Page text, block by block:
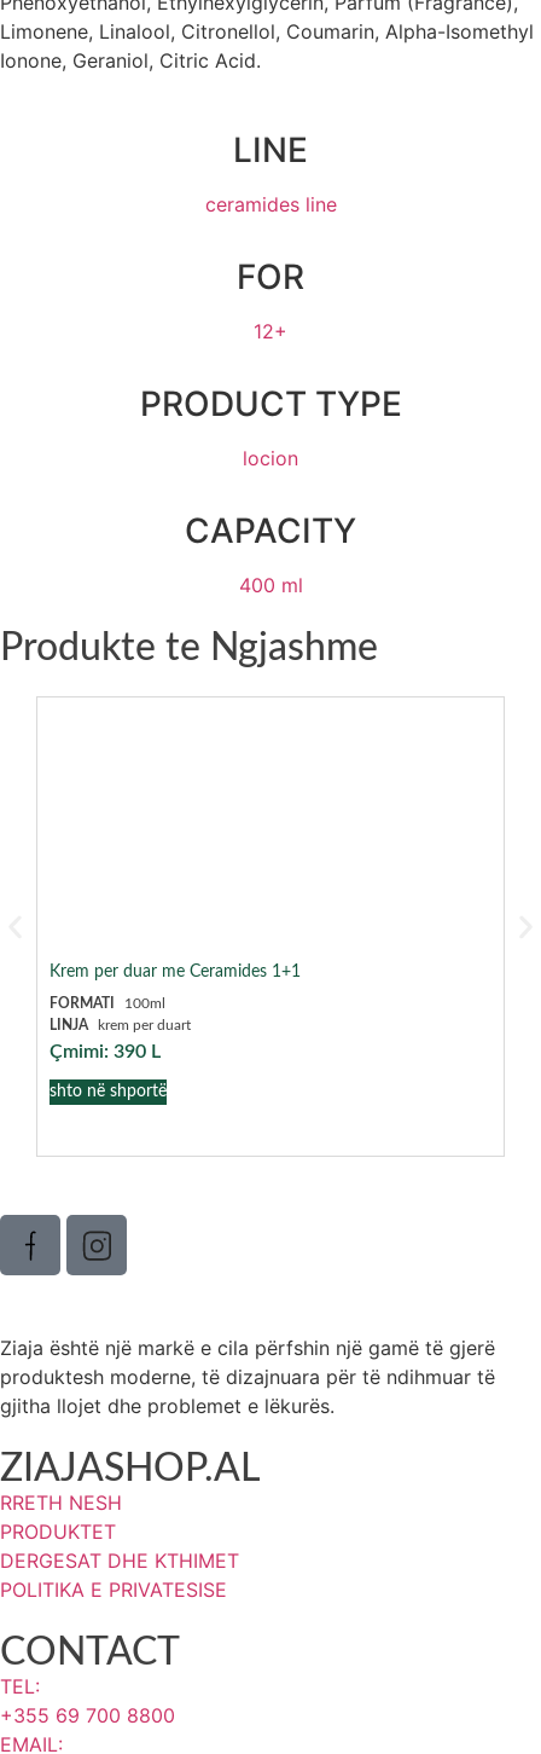
Limonene, Linalool, Citronellol, Coumarin, Alpha-Isomethyl
Ionone, Geraniol, Citric Acid.
LINE
ceramides line
FOR
12+
PRODUCT TYPE
locion
CAPACITY
400 ml
Produkte te Ngjashme
Krem per duar me Ceramides 1+1
FORMATI
100ml
LINJA
krem per duart
Çmimi: 390 L
shto në shportë
Ziaja është një markë e cila përfshin një gamë të gjerë
produktesh moderne, të dizajnuara për të ndihmuar të
gjitha llojet dhe problemet e lëkurës.
ZIAJASHOP.AL
RRETH NESH
PRODUKTET
DERGESAT DHE KTHIMET
POLITIKA E PRIVATESISE
CONTACT
TEL:
+355 69 700 8800
EMAIL: